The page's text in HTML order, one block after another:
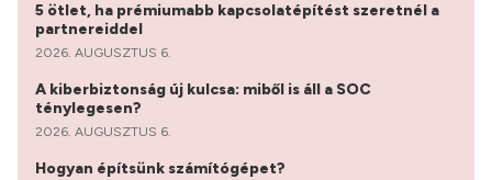
5 ötlet, ha prémiumabb kapcsolatépítést szeretnél a
partnereiddel
2026. AUGUSZTUS 6.
A kiberbiztonság új kulcsa: miből is áll a SOC
ténylegesen?
2026. AUGUSZTUS 6.
Hogyan építsünk számítógépet?